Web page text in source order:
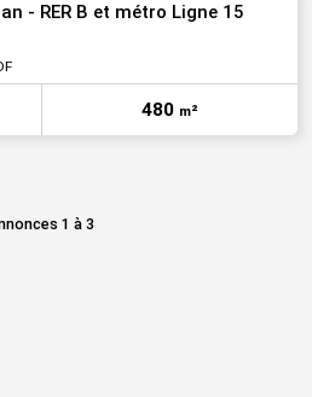
- RER B et métro Ligne 15
480 m²
1 à 3